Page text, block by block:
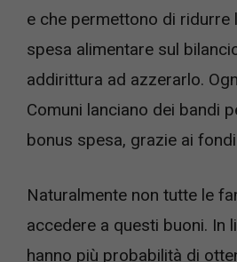
e che permettono di ridurre
spesa alimentare sul
addirittura ad azzerarlo.
Comuni lanciano dei bandi
bonus spesa, grazie ai
Naturalmente non tutte le
accedere a questi buoni. In
hanno più probabilità di